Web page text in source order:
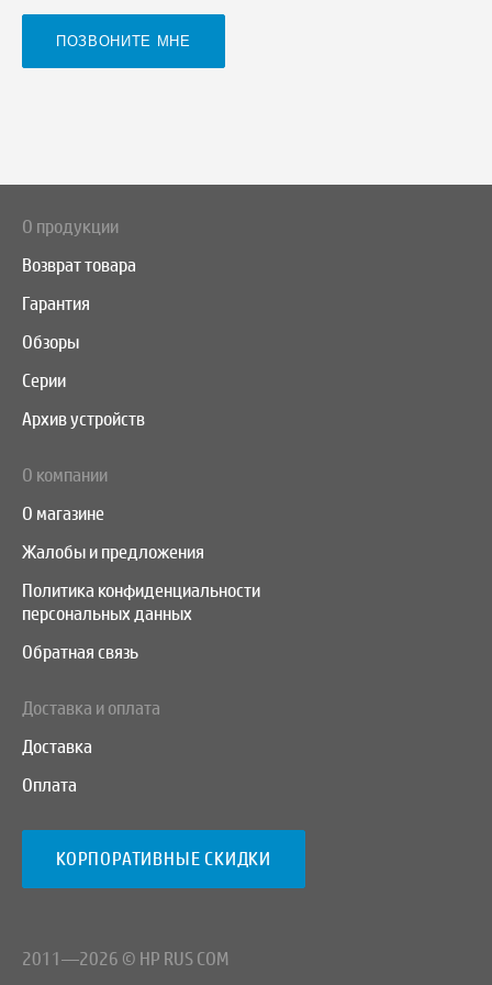
О продукции
Возврат товара
Гарантия
Обзоры
Серии
Архив устройств
О компании
О магазине
Жалобы и предложения
Политика конфиденциальности
персональных данных
Обратная связь
Доставка и оплата
Доставка
Оплата
КОРПОРАТИВНЫЕ СКИДКИ
2011—2026 © HP RUS COM